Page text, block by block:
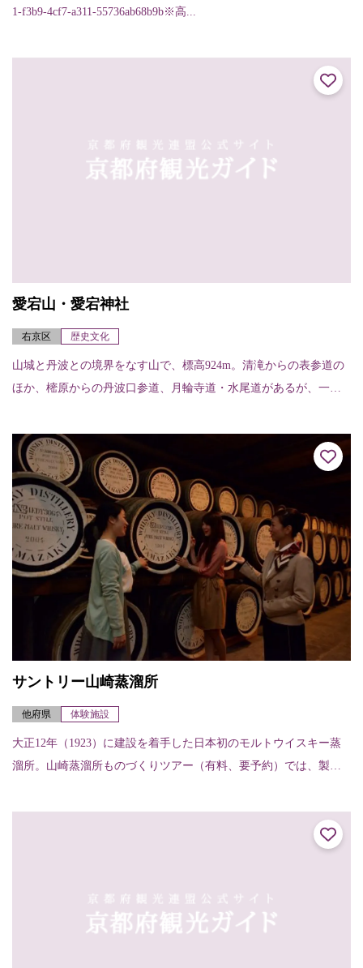
1-f3b9-4cf7-a311-55736ab68b9b※高...
愛宕山・愛宕神社
右京区 歴史文化
山城と丹波との境界をなす山で、標高924m。清滝からの表参道の
ほか、樒原からの丹波口参道、月輪寺道・水尾道があるが、一般
社があり、古く...
サントリー山崎蒸溜所
他府県 体験施設
大正12年（1923）に建設を着手した日本初のモルトウイスキー蒸
溜所。山崎蒸溜所ものづくりツアー（有料、要予約）では、製造
のテイスティン...